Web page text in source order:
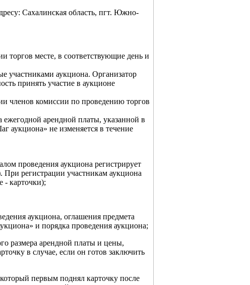
Сахалинская область, пгт. Южно-
торгов месте, в соответствующие день и
участниками аукциона. Организатор
принять участие в аукционе
членов комиссии по проведению торгов
арендной платы, указанной в
аукциона» не изменяется в течение
проведения аукциона регистрирует
При регистрации участникам аукциона
- карточки);
аукциона, оглашения предмета
и порядка проведения аукциона;
размера арендной платы и цены,
в случае, если он готов заключить
первым поднял карточку после